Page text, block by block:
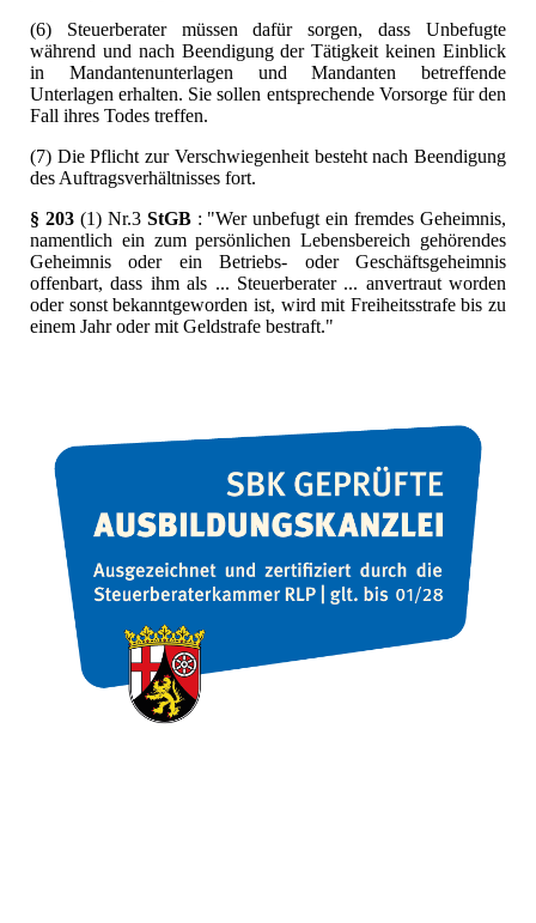
(6) Steuerberater müssen dafür sorgen, dass Unbefugte
während und nach Beendigung der Tätigkeit keinen Einblick
in Mandantenunterlagen und Mandanten betreffende
Unterlagen erhalten. Sie sollen entsprechende Vorsorge für den
Fall ihres Todes treffen.
(7) Die Pflicht zur Verschwiegenheit besteht nach Beendigung
des Auftragsverhältnisses fort.
§ 203(1) Nr.3 StGB: "Wer unbefugt ein fremdes Geheimnis,
namentlich ein zum persönlichen Lebensbereich gehörendes
Geheimnis oder ein Betriebs- oder Geschäftsgeheimnis
offenbart, dass ihm als ... Steuerberater ... anvertraut worden
oder sonst bekanntgeworden ist, wird mit Freiheitsstrafe bis zu
einem Jahr oder mit Geldstrafe bestraft."